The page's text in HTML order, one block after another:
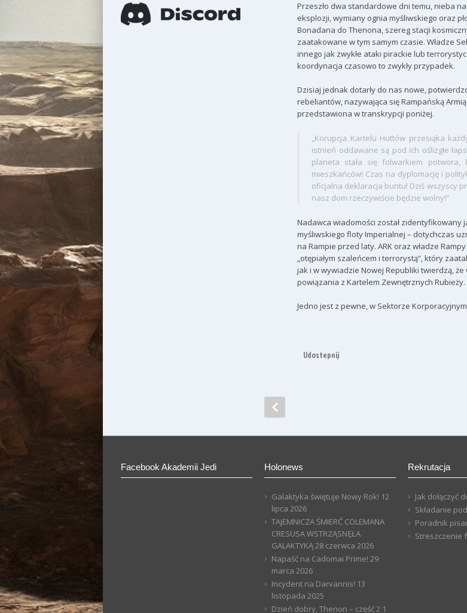
Przeszło dwa standardowe dni temu, nieba
eksplozji, wymiany ognia myśliwskiego oraz
Bonadana do Thenona, szereg stacji
zaatakowane w tym samym czasie. Władze
innego jak zwykłe ataki pirackie lub
koordynacja czasowo to zwykły przypadek.
Dzisiaj jednak dotarły do nas nowe,
rebeliantów, nazywająca się Rampańską
przedstawiona w transkrypcji poniżej.
„Korupcja Kartelu Huttów przesiąka
istnień oddawane są pod ich oślizgłe
planeta stała się folwarkiem
mieszkańców! Czas na dyplomację i
oficjalna deklaracja buntu! Dziś wszyscy
nasz dom rzeczywiście będzie wolny!”
Nadawca wiadomości został zidentyfikowany
myśliwskiego floty Imperialnej – dotychczas
na Rampie przed laty. ARK oraz władze
„otępiałym szaleńcem i terrorystą”, który
jak i w wywiadzie Nowej Republiki twierdzą,
powiązania z Kartelem Zewnętrznych Rubieży.
Jedno jest z pewne, w Sektorze
Udostepnij
Facebook Akademii Jedi Holonews
Galaktyka świętuje Nowy Rok! 12
lipca 2026
TAJEMNICZA ŚMIERĆ COLEMANA
CRESUSA WSTRZĄSNĘŁA
GALAKTYKĄ28 czerwca 2026
Napaść na Cadomai Prime! 29
marca 2026
Incydent na Darvannis! 13
listopada 2025
Dzień dobry, Thenon – część 2 1
Rekrutacja
Jak dołączyć
Składanie
Poradnik
Streszczenie